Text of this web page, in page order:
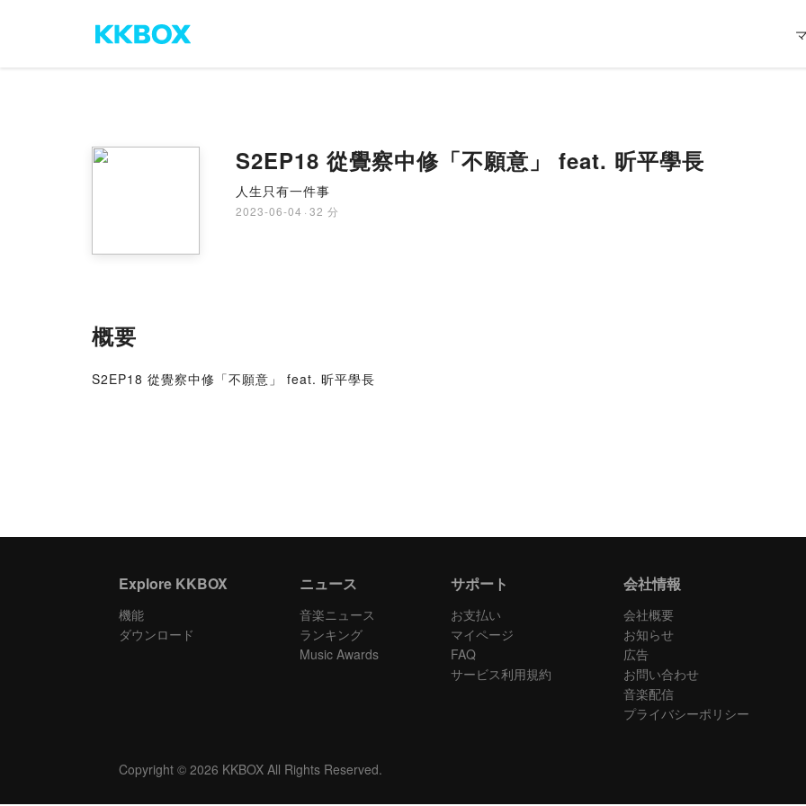
S2EP18 從覺察中修「不願意」 feat. 昕平學長
人生只有一件事
2023-06-04 · 32 分
概要
S2EP18 從覺察中修「不願意」 feat. 昕平學長
Explore KKBOX
機能
ダウンロード
ニュース
音楽ニュース
ランキング
Music Awards
サポート
お支払い
マイページ
FAQ
サービス利用規約
会社情報
会社概要
お知らせ
広告
お問い合わせ
音楽配信
プライバシーポリシー
Copyright © 2026 KKBOX All Rights Reserved.